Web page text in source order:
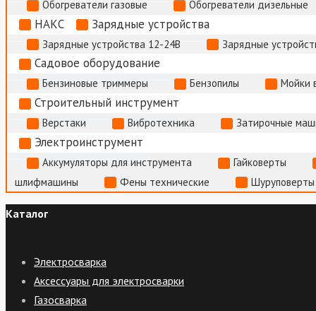
Обогреватели газовые Обогреватели дизельные
НАКС Зарядные устройства
Зарядные устройства 12-24В Зарядные
Садовое оборудование
Бензиновые триммеры Бензопилы Мойки
Строительный инструмент
Верстаки Вибротехника Затирочные
Электроинструмент
Аккумуляторы для инструмента
Гайковерты
шлифмашины
Фены технические
Каталог
Электросварка
Аксессуары для электросварки
Газосварка